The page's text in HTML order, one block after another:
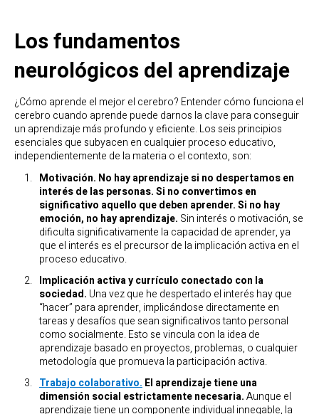
Los fundamentos
neurológicos del aprendizaje
¿Cómo aprende el mejor el cerebro? Entender cómo funciona el
cerebro cuando aprende puede darnos la clave para conseguir
un aprendizaje más profundo y eficiente. Los seis principios
esenciales que subyacen en cualquier proceso educativo,
independientemente de la materia o el contexto, son:
Motivación. No hay aprendizaje si no despertamos en
interés de las personas. Si no convertimos en
significativo aquello que deben aprender.Si no hay
emoción, no hay aprendizaje. Sin interés o motivación, se
dificulta significativamente la capacidad de aprender, ya
que el interés es el precursor de la implicación activa en el
proceso educativo.
Implicación activa y currículo conectado con la
sociedad. Una vez que he despertado el interés hay que
“hacer” para aprender, implicándose directamente en
tareas y desafíos que sean significativos tanto personal
como socialmente. Esto se vincula con la idea de
aprendizaje basado en proyectos, problemas, o cualquier
metodología que promueva la participación activa.
Trabajo colaborativo. El aprendizaje tiene una
dimensión social estrictamente necesaria.Aunque el
aprendizaje tiene un componente individual innegable, la